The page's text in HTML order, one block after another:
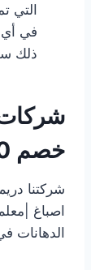
التي
في أي
ذلك
خصم 40%
شركتنا
اصباغ
الدهانات